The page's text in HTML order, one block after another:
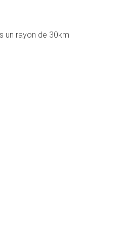
un rayon de 30km